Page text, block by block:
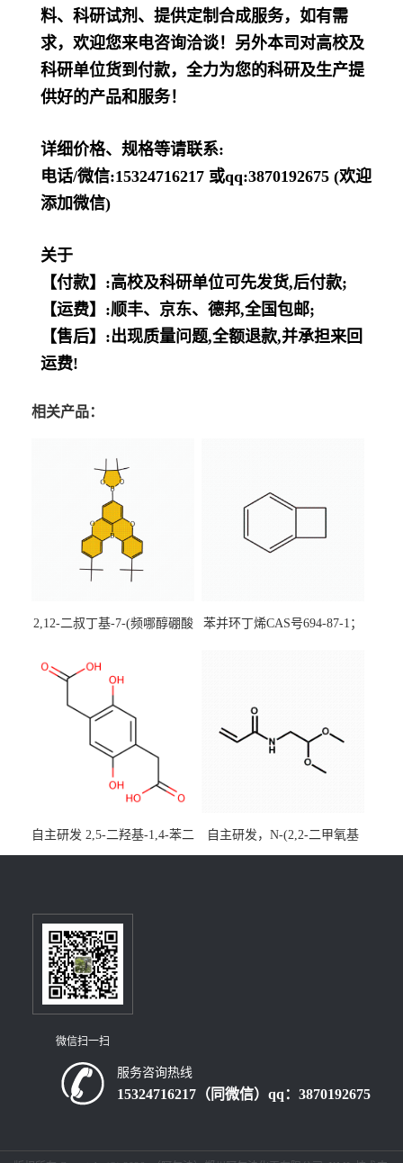
料、科研试剂、提供定制合成服务，如有需
求，欢迎您来电咨询洽谈！另外本司对高校及
科研单位货到付款，全力为您的科研及生产提
供好的产品和服务！
详细价格、规格等请联系:
电话/微信:15324716217 或qq:3870192675 (欢迎
添加微信)
关于
【付款】:高校及科研单位可先发货,后付款;
【运费】:顺丰、京东、德邦,全国包邮;
【售后】:出现质量问题,全额退款,并承担来回
运费!
相关产品：
2,12-二叔丁基-7-(频哪醇硼酸
[3,2,1-de]蒽CAS号2648896-
装，实验室现货直发
苯并环丁烯CAS号694-87-1；
自主研发 2,5-二羟基-1,4-苯二
乙酸CAS号5488-16-4；公斤
百公斤级可供应
自主研发，N-(2,2-二甲氧基
乙基)丙烯酰胺CAS号49707-
微信扫一扫
服务咨询热线
15324716217（同微信）qq：3870192675